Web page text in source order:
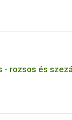
- rozsos és